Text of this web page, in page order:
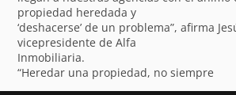
propiedad heredada y
‘deshacerse’ de un problema”, afirma
vicepresidente de Alfa
Inmobiliaria.
“Heredar una propiedad, no siempre